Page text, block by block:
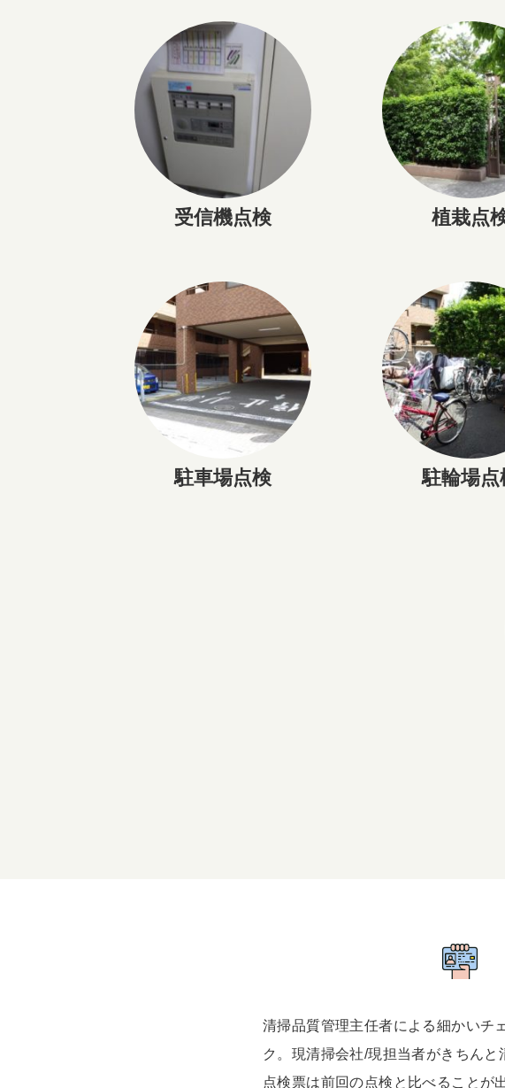
受信機点検 植栽点
駐車場点検 駐輪場点
清掃品質管理主任者による細かいチ
ク。現清掃会社/現担当者がきちん
点検票は前回の点検と比べることが